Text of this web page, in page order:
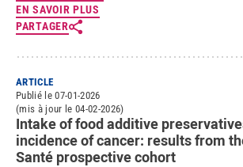
EN SAVOIR PLUS
PARTAGER
ARTICLE
Publié le 07-01-2026
(mis à jour le 04-02-2026)
Intake of food additive
incidence of cancer: results from
Santé prospective cohort